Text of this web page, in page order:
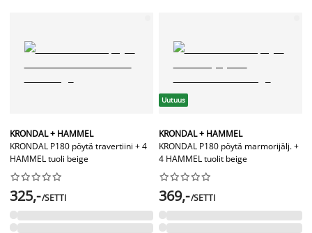
KRONDAL + HAMMEL
KRONDAL P180 pöytä travertiini + 4
HAMMEL tuoli beige






325,-/SETTI
Uutuus
KRONDAL + HAMMEL
KRONDAL P180 pöytä marmorijälj. +
4 HAMMEL tuolit beige






369,-/SETTI